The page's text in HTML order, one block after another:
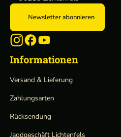
Newsletter abonnieren
Informationen
Versand & Lieferung
Zahlungsarten
Rücksendung
Jagdgeschäft Lichtenfels